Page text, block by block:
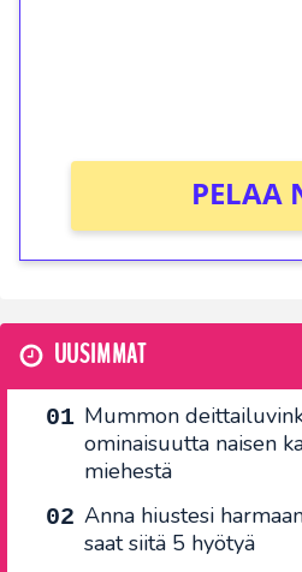
PELAA
UUSIMMAT
Mummon
ominaisuutta naisen
miehestä
Anna hiustesi
saat siitä 5 hyötyä